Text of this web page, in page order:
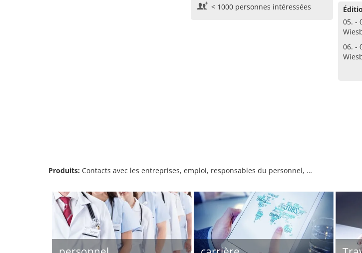
< 1000 personnes intéressées
05. -
06. -
Produits: Contacts avec les entreprises, emploi, responsables du personnel, …